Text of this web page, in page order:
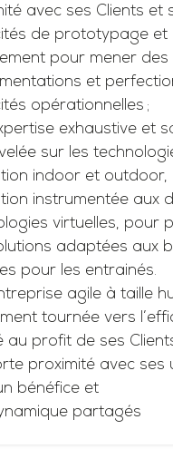
avec ses Clients et
de prototypage et
pour mener des
et
opérationnelles ;
exhaustive et
sur les
indoor et outdoor,
instrumentée aux
virtuelles, pour
adaptées aux
pour les entrainés.
agile à taille
tournée vers
au profit de ses
proximité avec ses
bénéfice et
partagés